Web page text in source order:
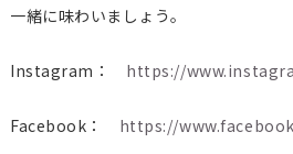
一緒に味わいましょう。
Instagram： https://
Facebook： https://